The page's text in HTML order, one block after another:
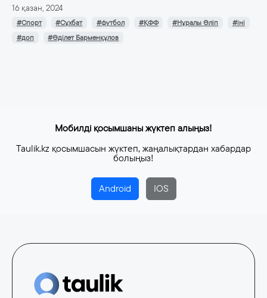
16 қазан, 2024
#Спорт #Сұхбат #футбол #ҚФФ #Нұралы Әліп
#іні
#доп
#Әділет Барменқұлов
Мобилді қосымшаны жүктеп алыңыз!
Taulik.kz қосымшасын жүктеп, жаңалықтардан хабардар
болыңыз!
Android IOS